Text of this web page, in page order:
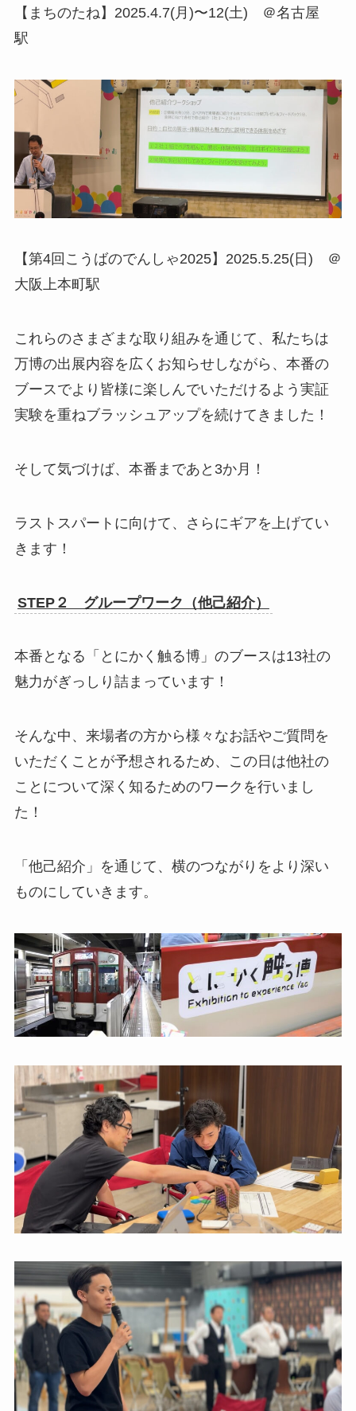
【まちのたね】2025.4.7(月)〜12(土) ＠名古屋
駅
【第4回こうばのでんしゃ2025】2025.5.25(日) ＠
大阪上本町駅
これらのさまざまな取り組みを通じて、私たちは
万博の出展内容を広くお知らせしながら、本番の
ブースでより皆様に楽しんでいただけるよう実証
実験を重ねブラッシュアップを続けてきました！
そして気づけば、本番まであと3か月！
ラストスパートに向けて、さらにギアを上げてい
きます！
STEP２ グループワーク（他己紹介）
本番となる「とにかく触る博」のブースは13社の
魅力がぎっしり詰まっています！
そんな中、来場者の方から様々なお話やご質問を
いただくことが予想されるため、この日は他社の
ことについて深く知るためのワークを行いまし
た！
「他己紹介」を通じて、横のつながりをより深い
ものにしていきます。